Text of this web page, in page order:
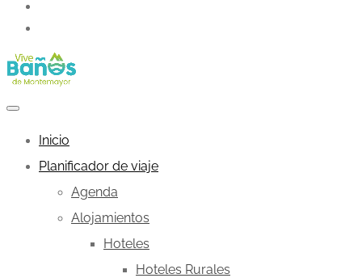
Inicio
Planificador de viaje
Agenda
Alojamientos
Hoteles
Hoteles Rurales